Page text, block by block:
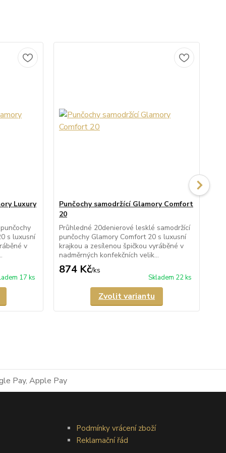
Luxury
s luxusní
v
17 ks
Punčochy samodržící Glamory Comfort
20
Průhledné 20denierové lesklé samodržící
punčochy Glamory Comfort 20 s luxusní
krajkou a zesílenou špičkou vyráběné v
nadměrných konfekčních velik...
874 Kč/ks
Skladem 22 ks
Zvolit variantu
Podmínky vrácení zboží
Reklamační řád